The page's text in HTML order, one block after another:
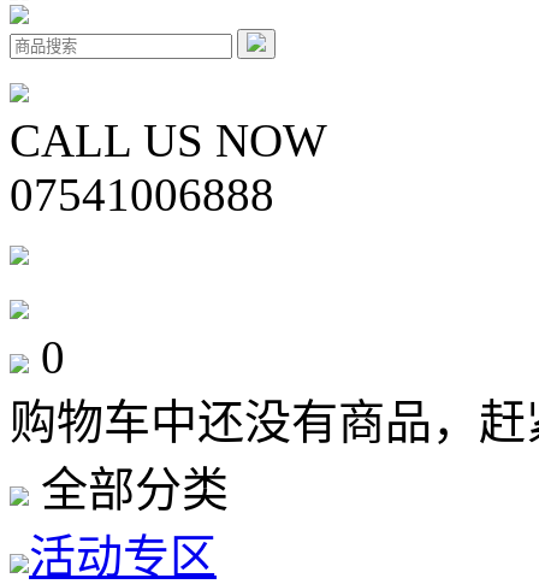
CALL US NOW
07541006888
0
购物车中还没有商品，
全部分类
活动专区